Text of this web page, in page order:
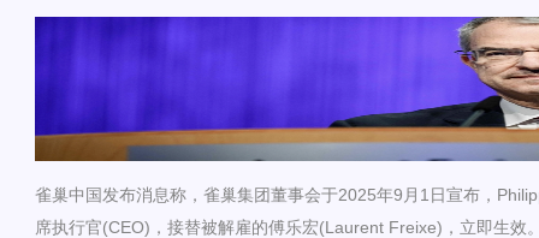
雀巢中国发布消息称，雀巢集团董事会于2025年9月1日宣布，
席执行官(CEO)，接替被解雇的傅乐宏(Laurent Freixe)，立即生效